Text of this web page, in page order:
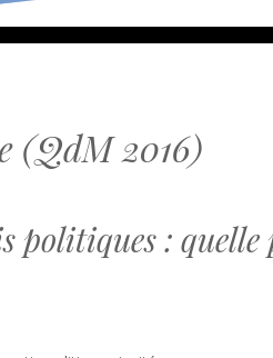
(QdM 2016)
politiques :